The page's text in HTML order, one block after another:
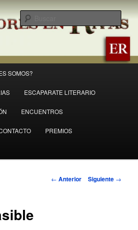
SOMOS?
ESCAPARATE LITERARIO
ENCUENTROS
PREMIOS
Navegación
← Anterior Siguiente →